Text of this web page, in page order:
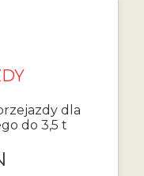
dla
do 3,5 t